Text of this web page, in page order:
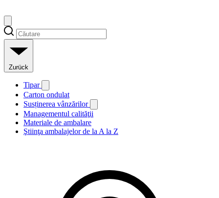
Zurück
Tipar
Carton ondulat
Susținerea vânzărilor
Managementul calităţii
Materiale de ambalare
Ştiinţa ambalajelor de la A la Z